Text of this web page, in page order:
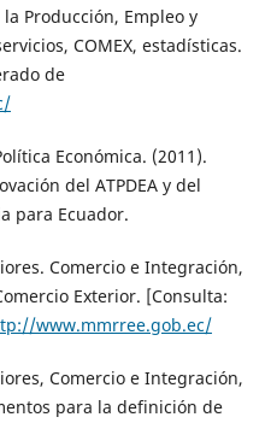
Producción, Empleo y
COMEX, estadísticas.
de
Económica. (2011).
del ATPDEA y del
para Ecuador.
Comercio e Integración,
Exterior. [Consulta:
www.mmrree.gob.ec/
Comercio e Integración,
para la definición de